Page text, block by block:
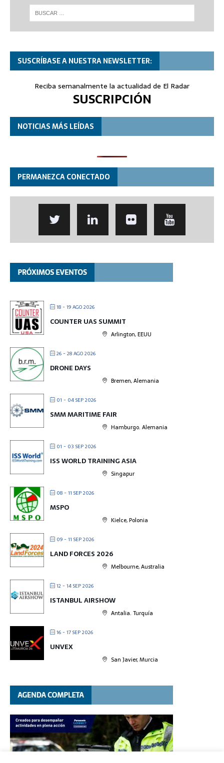
SUSCRÍBASE A NUESTRA NEWSLETTER:
Reciba semanalmente la actualidad de El Radar
SUSCRIPCIÓN
NOTICIAS MÁS LEÍDAS
PERMANEZCA CONECTADO
18 - 19 AGO 2026
COUNTER UAS SUMMIT
Arlington, EEUU
26 - 28 AGO 2026
DRONE DAYS
Bremen, Alemania
01 - 04 SEP 2026
SMM MARITIME FAIR
Hamburgo. Alemania
01 - 03 SEP 2026
ISS WORLD TRAINING ASIA
Singapur
08 - 11 SEP 2026
MSPO
Kielce, Polonia
09 - 11 SEP 2026
LAND FORCES 2026
Melbourne, Australia
12 - 14 SEP 2026
ISTANBUL AIRSHOW
Antalia. Turquía
16 - 17 SEP 2026
UNVEX
San Javier, Murcia